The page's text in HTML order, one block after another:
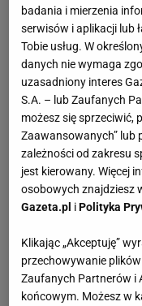
badania i mierzenia
serwisów i aplikacji lub
Tobie usług. W
danych nie wymaga
uzasadniony interes
S.A. – lub Zaufanych
możesz się sprzeciwić,
Zaawansowanych” lub
zależności od zakresu
jest kierowany. Więcej
osobowych znajdziesz
Gazeta.pl iPolityka
Klikając „Akceptuję”
przechowywanie
Zaufanych Partnerów i
końcowym. Możesz w